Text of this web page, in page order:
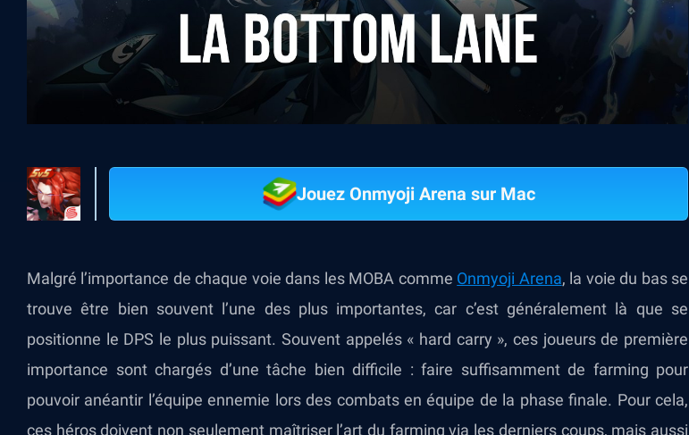
Jouez Onmyoji Arena sur Mac
Malgré l’importance de chaque voie dans les MOBA comme Onmyoji Arena, la voie du bas se
trouve être bien souvent l’une des plus importantes, car c’est généralement là que se
positionne le DPS le plus puissant. Souvent appelés « hard carry », ces joueurs de première
importance sont chargés d’une tâche bien difficile : faire suffisamment de farming pour
pouvoir anéantir l’équipe ennemie lors des combats en équipe de la phase finale. Pour cela,
ces héros doivent non seulement maîtriser l’art du farming via les derniers coups, mais aussi